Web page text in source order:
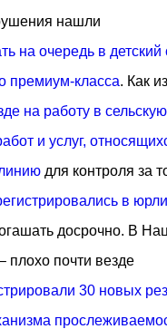
нашли
на очередь в
премиум-класса. Как
на работу в
и услуг,
для контроля за
в
досрочно. В
плохо почти везде
30 новых